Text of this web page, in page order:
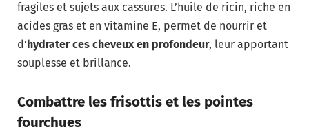
fragiles et sujets aux cassures. L’huile de ricin, riche en
acides gras et en vitamine E, permet de nourrir et
d’ hydrater ces cheveux en profondeur, leur apportant
souplesse et brillance.
Combattre les frisottis et les pointes
fourchues